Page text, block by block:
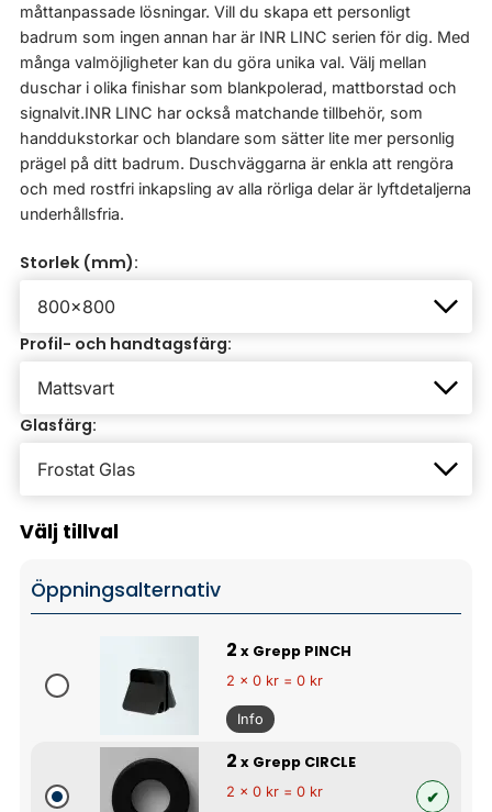
måttanpassade lösningar. Vill du skapa ett personligt
badrum som ingen annan har är INR LINC serien för dig. Med
många valmöjligheter kan du göra unika val. Välj mellan
duschar i olika finishar som blankpolerad, mattborstad och
signalvit.INR LINC har också matchande tillbehör, som
handdukstorkar och blandare som sätter lite mer personlig
prägel på ditt badrum. Duschväggarna är enkla att rengöra
och med rostfri inkapsling av alla rörliga delar är lyftdetaljerna
underhållsfria.
Storlek (mm):
Profil- och handtagsfärg:
Glasfärg:
Välj tillval
Öppningsalternativ
2 x Grepp PINCH
2 x 0 kr = 0 kr
Info
2 x Grepp CIRCLE
2 x 0 kr = 0 kr